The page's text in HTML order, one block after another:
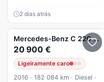
2 dias atrás
Mercedes-Benz C 220
20 900 €
Ligeiramente caro
2016 · 182 084 km · Diesel ·